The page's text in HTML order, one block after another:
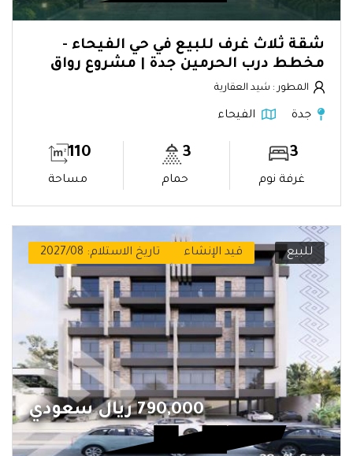
شقة ثلاث غرف للبيع في حي الفيحاء -
مخطط درب الحرمين جدة | مشروع رواق
المطور : شيد العقارية
جدة الفيحاء
3
غرفة نوم
3
حمام
110
مساحة
للبيع قيد الإنشاء تاريخ الاستلام: 2027/08
790,000 ريال سعودي